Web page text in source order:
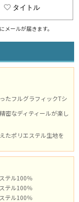
タイトル
ールが届きます。
たフルグラフィックTシ
密なディティールが楽し
たポリエステル生地を
テル100％
テル100％
テル100％